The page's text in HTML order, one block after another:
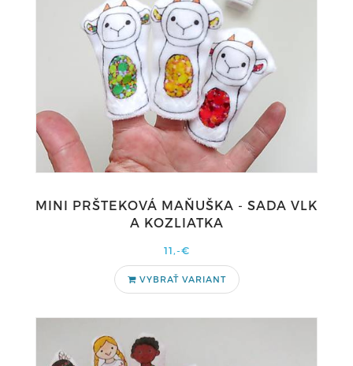
MINI PRŠTEKOVÁ MAŇUŠKA - SADA VLK
A KOZLIATKA
11,-€
VYBRAŤ VARIANT